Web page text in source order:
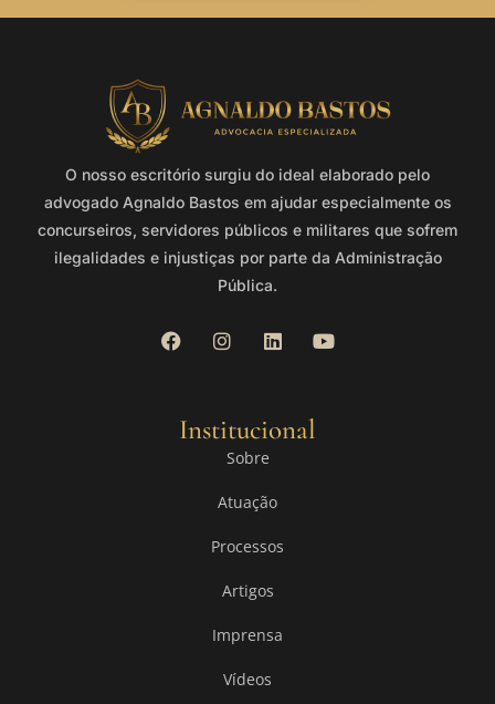
O nosso escritório surgiu do ideal elaborado pelo
advogado Agnaldo Bastos em ajudar especialmente os
concurseiros, servidores públicos e militares que sofrem
ilegalidades e injustiças por parte da Administração
Pública.
Institucional
Sobre
Atuação
Processos
Artigos
Imprensa
Vídeos